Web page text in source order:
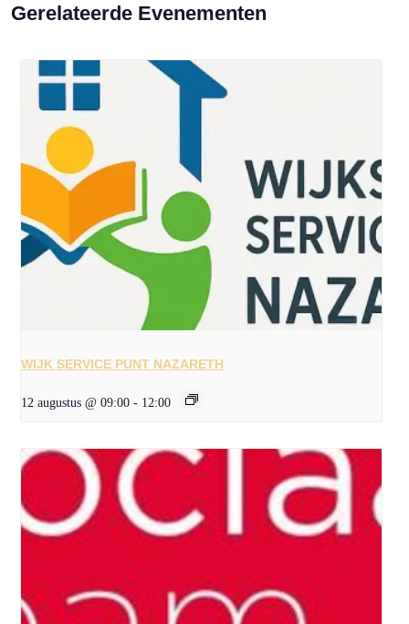
Gerelateerde Evenementen
WIJK SERVICE PUNT NAZARETH
12 augustus @ 09:00 - 12:00